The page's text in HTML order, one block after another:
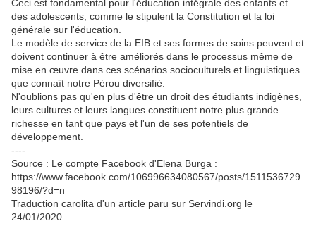
Ceci est fondamental pour l'éducation intégrale des enfants et
des adolescents, comme le stipulent la Constitution et la loi
générale sur l'éducation.
Le modèle de service de la EIB et ses formes de soins peuvent et
doivent continuer à être améliorés dans le processus même de
mise en œuvre dans ces scénarios socioculturels et linguistiques
que connaît notre Pérou diversifié.
N'oublions pas qu'en plus d'être un droit des étudiants indigènes,
leurs cultures et leurs langues constituent notre plus grande
richesse en tant que pays et l'un de ses potentiels de
développement.
----
Source : Le compte Facebook d'Elena Burga :
https://www.facebook.com/106996634080567/posts/1511536729
98196/?d=n
Traduction carolita d'un article paru sur Servindi.org le
24/01/2020